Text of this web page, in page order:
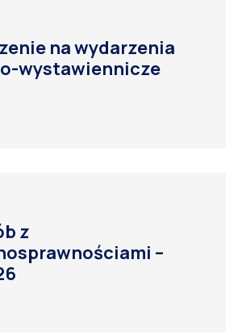
na wydarzenia
wystawiennicze
z
–